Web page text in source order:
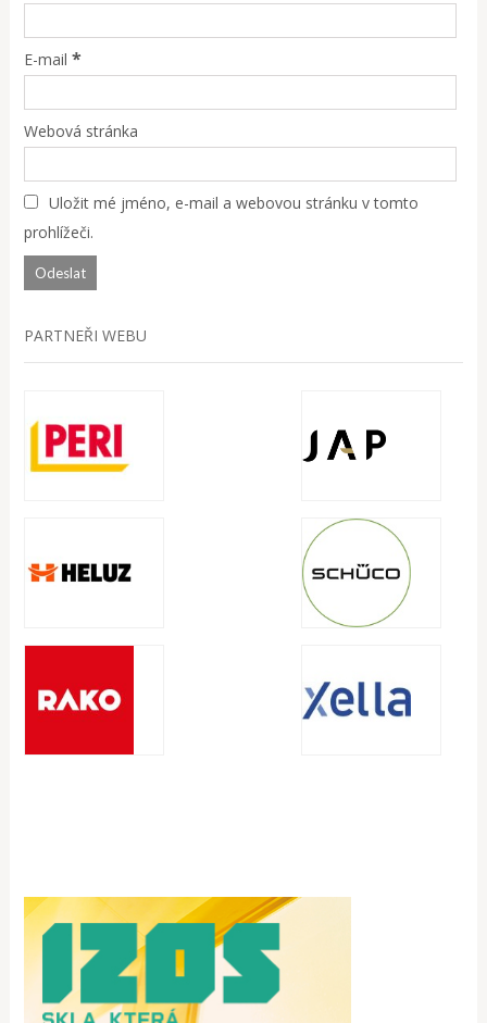
E-mail *
Webová stránka
Uložit mé jméno, e-mail a webovou stránku v tomto
prohlížeči.
PARTNEŘI WEBU